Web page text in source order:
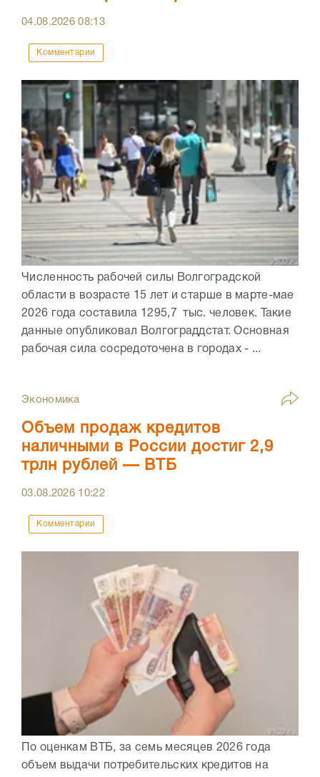
04.08.202608:13
Комментарии
Численность рабочей силы Волгоградской
области в возрасте 15 лет и старше в марте-мае
2026 года составила 1295,7 тыс. человек. Такие
данные опубликовал Волгограддстат. Основная
рабочая сила сосредоточена в городах - ...
Экономика
Объем продаж кредитов
наличными в России достиг 2,9
трлн рублей — ВТБ
03.08.2026 10:22
Комментарии
По оценкам ВТБ, за семь месяцев 2026 года
объем выдачи потребительских кредитов на